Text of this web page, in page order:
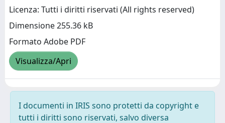
Licenza: Tutti i diritti riservati (All rights reserved)
Dimensione 255.36 kB
Formato Adobe PDF
Visualizza/Apri
I documenti in IRIS sono protetti da copyright e
tutti i diritti sono riservati, salvo diversa